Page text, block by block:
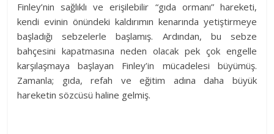
Finley’nin sağlıklı ve erişilebilir “gıda ormanı” hareketi,
kendi evinin önündeki kaldırımın kenarında yetiştirmeye
başladığı sebzelerle başlamış. Ardından, bu sebze
bahçesini kapatmasına neden olacak pek çok engelle
karşılaşmaya başlayan Finley’in mücadelesi büyümüş.
Zamanla; gıda, refah ve eğitim adına daha büyük
hareketin sözcüsü haline gelmiş.